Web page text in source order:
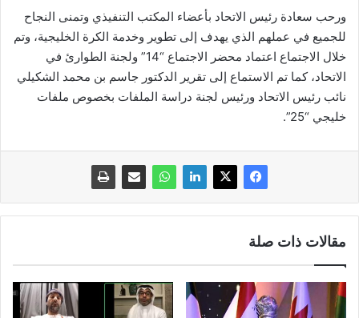
ورحب سعادة رئيس الاتحاد بأعضاء المكتب التنفيذي وتمنى النجاح
للجميع في عملهم الذي يهدف إلى تطوير وخدمة الكرة الخليجية، وتم
خلال الاجتماع اعتماد محضر الاجتماع “14” ولجنة الطوارئ في
الاتحاد، كما تم الاستماع إلى تقرير الدكتور جاسم بن محمد الشكيلي
نائب رئيس الاتحاد ورئيس لجنة دراسة الملفات بخصوص ملفات
خليجي “25”.
مقالات ذات صلة